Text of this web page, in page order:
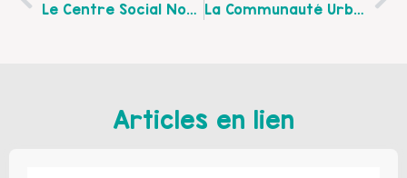
Le Centre Social Nord Est Centre D’Arras Organise « La Récré Des Contes » Le Mercredi 31 Mai De 15h À 18h Au Beffroi D’Arras La Communauté Urbaine D’Arras Organise Une Semaine De Prévention Santé À La Citadelle D’Arras Du 15 Au 20 Mai 2017 : Animations, Conférences… Pour Tous Publics
Articles en lien